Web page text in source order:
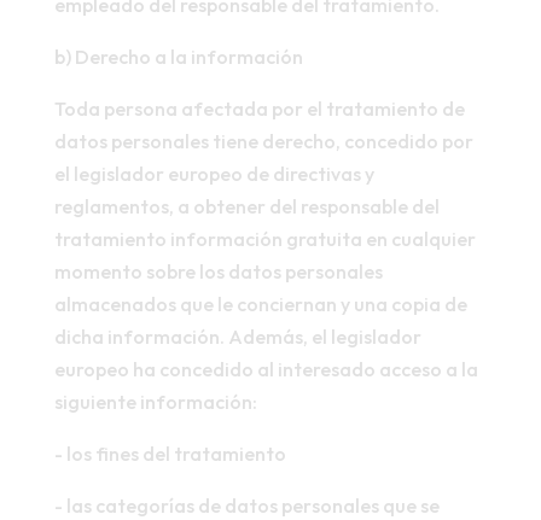
empleado del responsable del tratamiento.
b) Derecho a la información
Toda persona afectada por el tratamiento de
datos personales tiene derecho, concedido por
el legislador europeo de directivas y
reglamentos, a obtener del responsable del
tratamiento información gratuita en cualquier
momento sobre los datos personales
almacenados que le conciernan y una copia de
dicha información. Además, el legislador
europeo ha concedido al interesado acceso a la
siguiente información:
- los fines del tratamiento
- las categorías de datos personales que se